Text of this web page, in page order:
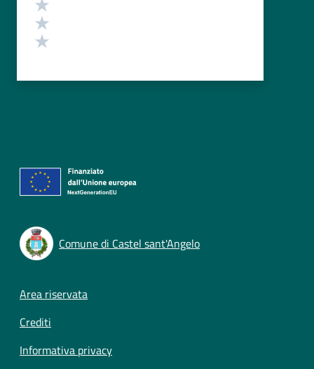
Comune di Castel sant'Angelo
Footer menu
Area riservata
Crediti
Informativa privacy